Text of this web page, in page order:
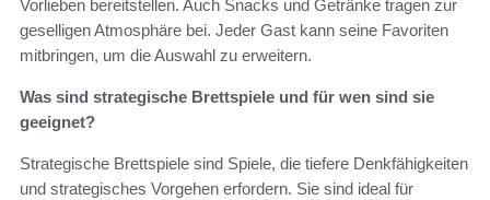
Vorlieben bereitstellen. Auch Snacks und Getränke tragen zur
geselligen Atmosphäre bei. Jeder Gast kann seine Favoriten
mitbringen, um die Auswahl zu erweitern.
Was sind strategische Brettspiele und für wen sind sie
geeignet?
Strategische Brettspiele sind Spiele, die tiefere Denkfähigkeiten
und strategisches Vorgehen erfordern. Sie sind ideal für